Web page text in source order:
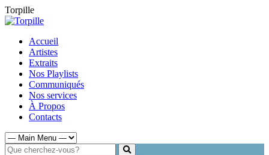
Torpille
Accueil
Artistes
Extraits
Nos Playlists
Communiqués
Nos services
À Propos
Contacts